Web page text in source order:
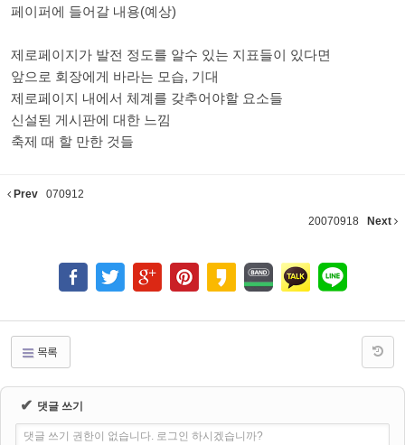
페이퍼에 들어갈 내용(예상)
제로페이지가 발전 정도를 알수 있는 지표들이 있다면
앞으로 회장에게 바라는 모습, 기대
제로페이지 내에서 체계를 갖추어야할 요소들
신설된 게시판에 대한 느낌
축제 때 할 만한 것들
Prev 070912
20070918 Next
목록
✔ 댓글 쓰기
댓글 쓰기 권한이 없습니다. 로그인 하시겠습니까?